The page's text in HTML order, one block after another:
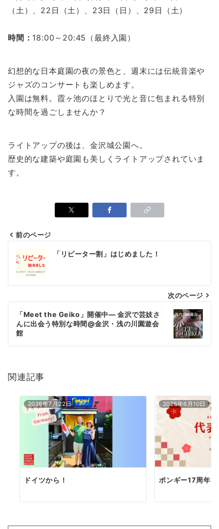
（土）、22日（土）、23日（日）、29日（土）
時間： 18:00～20:45（最終入園）
幻想的な日本庭園の夜の景色と、週末には伝統音楽や
ジャズのコンサートも楽しめます。
入園は無料。霞ヶ池のほとりで光と音に包まれる特別
な時間を過ごしませんか？
ライトアップの後は、金沢城公園へ。
歴史的な建築や庭園も美しくライトアップされていま
す。
稿
ビ
ー
シ
ン
前のページ
「リピーター割」はじめました！
次のページ
「Meet the Geiko」開催中— 金沢で芸妓さ
んに出会う特別な時間@金沢・浅の川園遊会
館
関連記事
2026年7月22日
ドイツから！
2026年6月10日
ポンギー17周年